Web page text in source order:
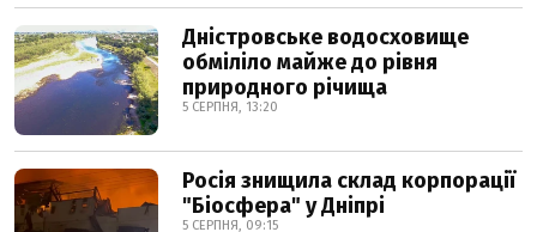
Дністровське водосховище
обміліло майже до рівня
природного річища
5 СЕРПНЯ, 13:20
Росія знищила склад корпорації
"Біосфера" у Дніпрі
5 СЕРПНЯ, 09:15